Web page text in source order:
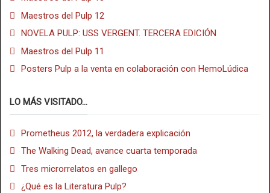
Maestros del Pulp 12
NOVELA PULP: USS VERGENT. TERCERA EDICIÓN
Maestros del Pulp 11
Posters Pulp a la venta en colaboración con HemoLúdica
LO MÁS VISITADO...
Prometheus 2012, la verdadera explicación
The Walking Dead, avance cuarta temporada
Tres microrrelatos en gallego
¿Qué es la Literatura Pulp?